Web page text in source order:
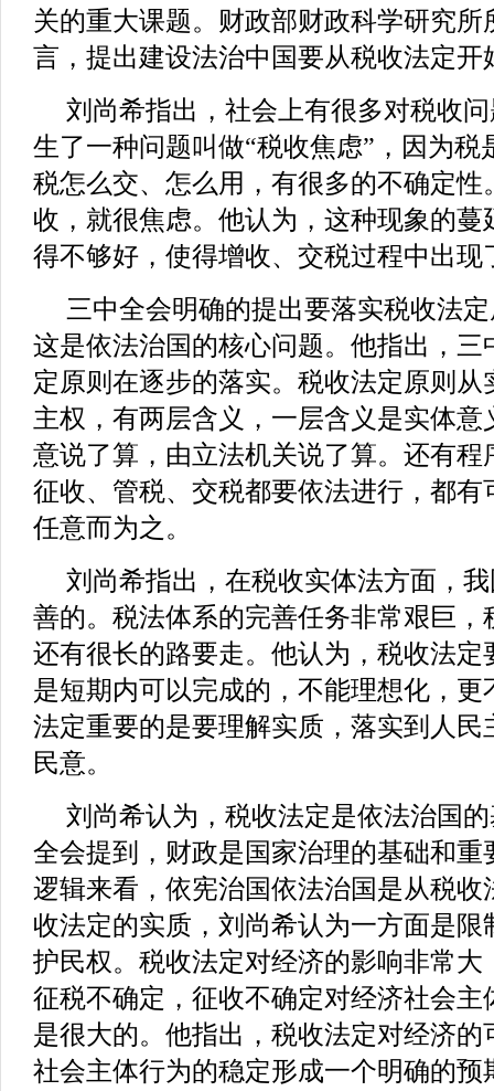
关的重大课题。财政部财政科学研究
言，提出建设法治中国要从税收法定开
刘尚希指出，社会上有很多对税收
生了一种问题叫做“税收焦虑”，因为税
税怎么交、怎么用，有很多的不确定性
收，就很焦虑。他认为，这种现象的
得不够好，使得增收、交税过程中出现
三中全会明确的提出要落实税收法
这是依法治国的核心问题。他指出，三
定原则在逐步的落实。税收法定原则
主权，有两层含义，一层含义是实体
意说了算，由立法机关说了算。还有程
征收、管税、交税都要依法进行，都有
任意而为之。
刘尚希指出，在税收实体法方面，
善的。税法体系的完善任务非常艰巨，
还有很长的路要走。他认为，税收法定
是短期内可以完成的，不能理想化，
法定重要的是要理解实质，落实到人民
民意。
刘尚希认为，税收法定是依法治国
全会提到，财政是国家治理的基础和重
逻辑来看，依宪治国依法治国是从税收
收法定的实质，刘尚希认为一方面是
护民权。税收法定对经济的影响非常大
征税不确定，征收不确定对经济社会主
是很大的。他指出，税收法定对经济
社会主体行为的稳定形成一个明确的预